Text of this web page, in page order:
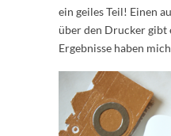
ein geiles Teil! Einen
über den Drucker gibt
Ergebnisse haben